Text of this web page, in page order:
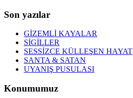
Son yazılar
GİZEMLİ KAYALAR
SİGİLLER
SESSİZCE KÜLLEŞEN HAYAT
SANTA & SATAN
UYANIŞ PUSULASI
Konumumuz